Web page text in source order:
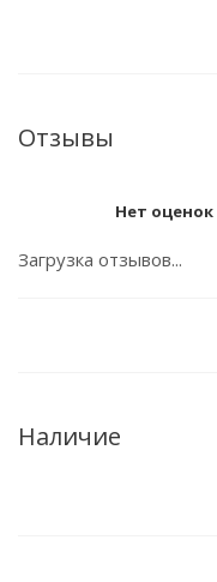
Отзывы
Нет оценок
Загрузка отзывов...
Наличие